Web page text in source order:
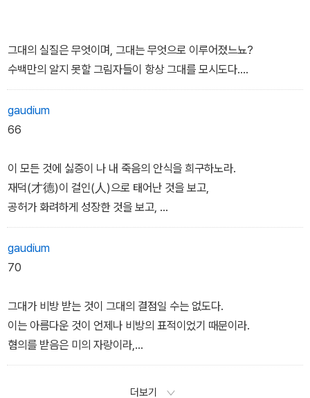
그대 편의 타당한 자유를 지지하고자
나 자신에 반대하여 손들어 증언하노라.
그대가 불쌍한 나를 저버리는 것은 법이 인정하는바이라
내가 사랑받겠노라 주장할 이유가 없나니,
그대의 실질은 무엇이며, 그대는 무엇으로 이루어졌느뇨?
수백만의 알지 못할 그림자들이 항상 그대를 모시도다.
누구나 사람마다 그림자 하나만 가졌는데,
그대는 홀로 여러 그림자를 던질 수 있어라.
아도니스를 그려 보라, 그 초상은
o헬렌의 뺨에 모든 미술적 기교가 다 동원되더라도,
그대에게 그리스의 옷을 입혀 새로 그려 놓은 것에불과하리라. -봄을
말하고 풍년을 말하여 보라,
하나는 그대의 아름다운 그림자를 보이고,
또 하나는 그대의 은덕을 나타내리라.
그리고 우리는 축복 받은 모습 속에 그대를 인식하리로다.
한결같은 마음, 아무도 그대 같지 않아라.
gaudium
66
이 모든 것에 싫증이 나 내 죽음의 안식을 희구하노라.
재덕(才德)이 걸인(人)으로 태어난 것을 보고,
공허가 화려하게 성장한 것을 보고,
순진한신의(信義)는 불행히 기만당한 것을 보고,
찬란한 명예가 부끄럽게 잘못 주어진 것을 보고,
처녀의 정조가 무참히도 짓밟히는 것을 보고,
강한 힘이 절름발이에 제어되어 무력화된 것을 보고,
예술이 권력 앞에 벙어리가 된 것을 보고,
바보가 박사인 양 기술자를 통제하는 것을 보고,
솔직한 진실이 잘못 불리는 것을 보고,
gaudium
70
그대가 비방 받는 것이 그대의 결점일 수는 없도다.
이는 아름다운 것이 언제나 비방의 표적이었기 때문이라.
혐의를 받음은 미의 자랑이라,
하늘의 가장 맑은 바람결을 까마귀는 나는도다.
더보기